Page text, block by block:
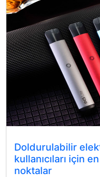
Doldurulabilir
kullanıcıları için
noktalar